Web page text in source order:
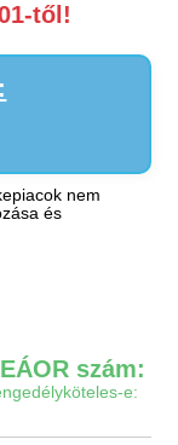
től!
nem
és
szám:
e: